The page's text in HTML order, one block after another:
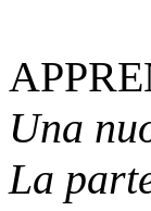
Una
La